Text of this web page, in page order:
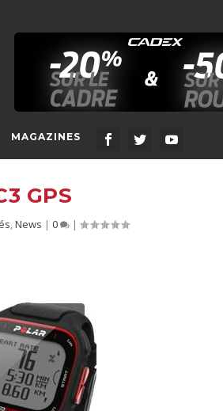
MAGAZINES
GPS
,News |0 |